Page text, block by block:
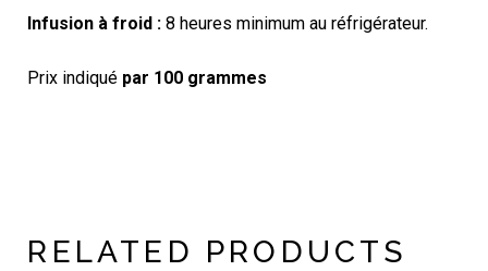
Infusion à froid : 8 heures minimum au réfrigérateur.
Prix indiqué par 100 grammes
RELATED PRODUCTS